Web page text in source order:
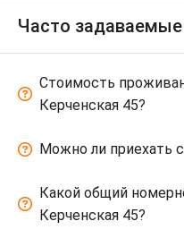
Часто
Стоимость
Керченская 45?
Можно ли
Какой общий
Керченская 45?